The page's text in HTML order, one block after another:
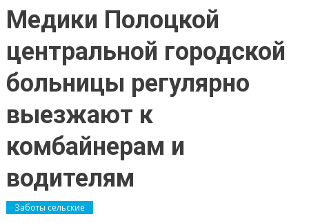
Медики Полоцкой
центральной городской
больницы регулярно
выезжают к
комбайнерам и
водителям
Заботы сельские